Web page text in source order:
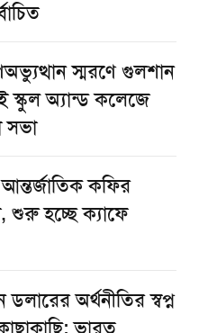
স্মরণে গুলশান
স্কুল অ্যান্ড কলেজে
কফির
শুরু হচ্ছে ক্যাফে
ডলারের অর্থনীতির স্বপ্ন